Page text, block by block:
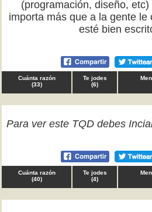
(programación, diseño,
importa más que a la gente le
esté bien
Cuánta razón
(33)
Te jodes
(6)
Para ver este TQD debes
Cuánta razón
(40)
Te jodes
(4)